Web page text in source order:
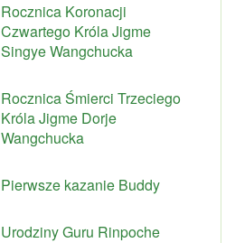
Rocznica Koronacji
Czwartego Króla Jigme
Singye Wangchucka
Rocznica Śmierci Trzeciego
Króla Jigme Dorje
Wangchucka
Pierwsze kazanie Buddy
Urodziny Guru Rinpoche